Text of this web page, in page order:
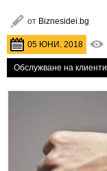
от Biznesidei.bg
05 ЮНИ. 2018
Обслужване на клиенти